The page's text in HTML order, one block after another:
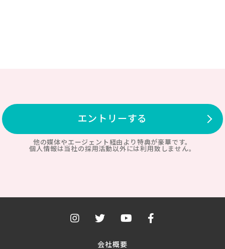
エントリーする
他の媒体やエージェント経由より特典が豪華です。
個人情報は当社の採用活動以外には利用致しません。
会社概要